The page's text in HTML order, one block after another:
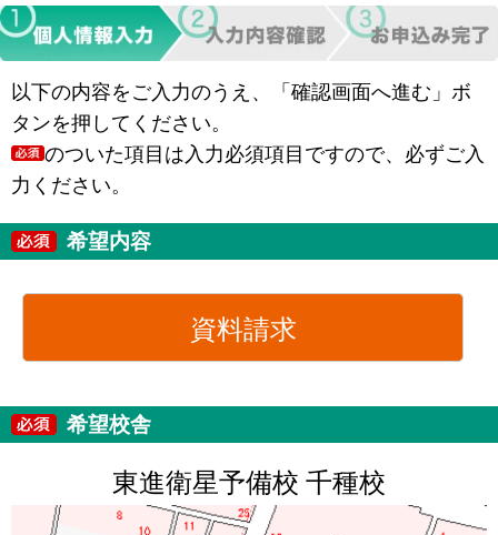
以下の内容をご入力のうえ、「確認画面へ進む」ボ
タンを押してください。
のついた項目は入力必須項目ですので、必ずご入
力ください。
希望内容
資料請求
希望校舎
東進衛星予備校 千種校